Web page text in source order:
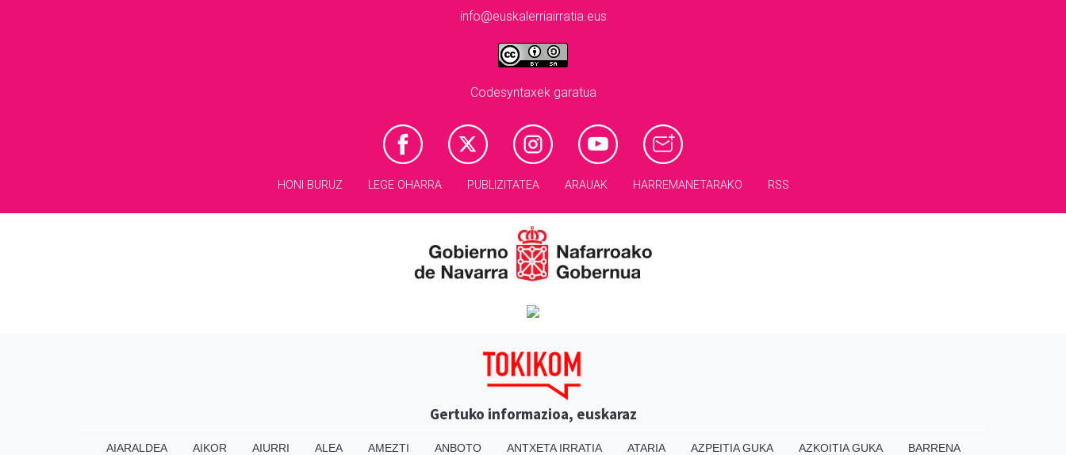
info@euskalerriairratia.eus
Codesyntaxek garatua
HONI BURUZ LEGE OHARRA PUBLIZITATEA ARAUAK HARREMANETARAKO RSS
Gertuko informazioa, euskaraz
AIARALDEA AIKOR AIURRI ALEA AMEZTI ANBOTO ANTXETA IRRATIA ATARIA AZPEITIA GUKA AZKOITIA GUKA BARRENA